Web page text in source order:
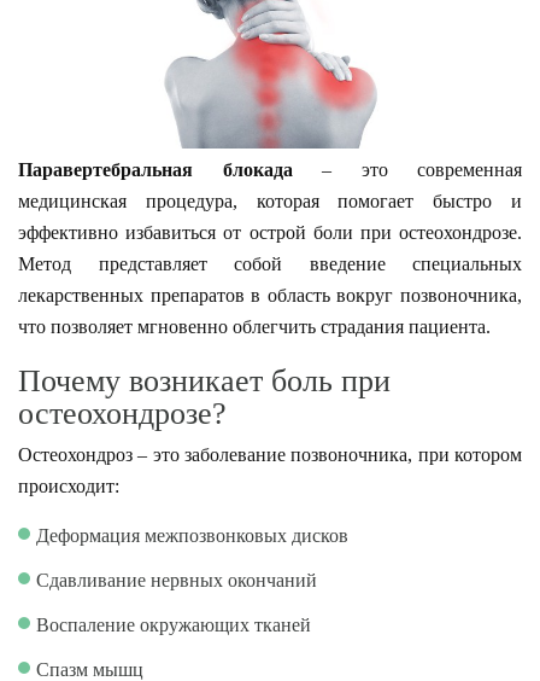
Паравертебральная блокада – это современная
медицинская процедура, которая помогает быстро и
эффективно избавиться от острой боли при остеохондрозе.
Метод представляет собой введение специальных
лекарственных препаратов в область вокруг позвоночника,
что позволяет мгновенно облегчить страдания пациента.
Почему возникает боль при
остеохондрозе?
Остеохондроз – это заболевание позвоночника, при котором
происходит:
Деформация межпозвонковых дисков
Сдавливание нервных окончаний
Воспаление окружающих тканей
Спазм мышц